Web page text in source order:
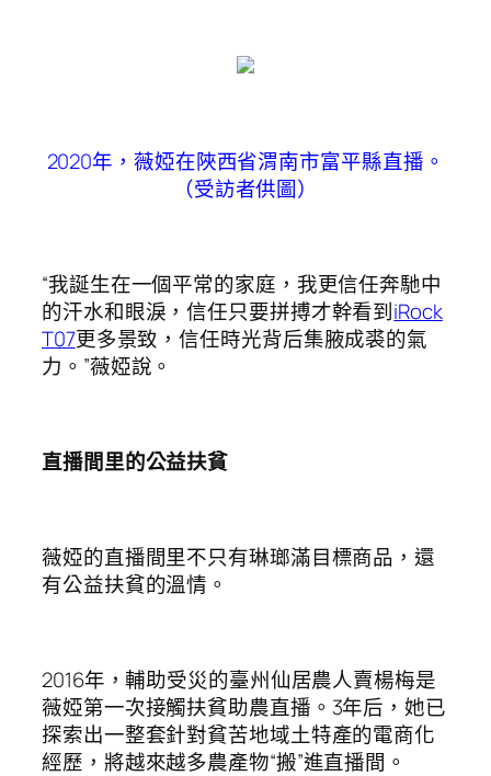
2020年，薇婭在陜西省渭南市富平縣直播。
（受訪者供圖）
“我誕生在一個平常的家庭，我更信任奔馳中
的汗水和眼淚，信任只要拼搏才幹看到iRock
T07更多景致，信任時光背后集腋成裘的氣
力。”薇婭說。
直播間里的公益扶貧
薇婭的直播間里不只有琳瑯滿目標商品，還
有公益扶貧的溫情。
2016年，輔助受災的臺州仙居農人賣楊梅是
薇婭第一次接觸扶貧助農直播。3年后，她已
探索出一整套針對貧苦地域土特產的電商化
經歷，將越來越多農產物“搬”進直播間。